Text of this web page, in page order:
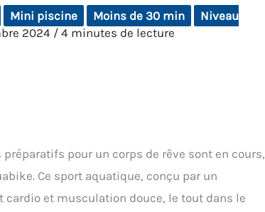
Mini piscine Moins de 30 min
Niveau
2024 /4 minutes de lecture
pour un corps de rêve sont en cours,
Ce sport aquatique, conçu par un
et musculation douce, le tout dans le